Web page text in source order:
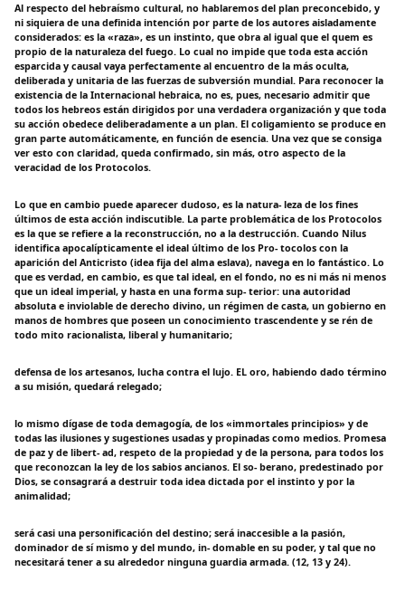
Al respecto del hebraísmo cultural, no hablaremos del plan preconcebido, y
ni siquiera de una definida intención por parte de los autores aisladamente
considerados: es la «raza», es un instinto, que obra al igual que el quem es
propio de la naturaleza del fuego. Lo cual no impide que toda esta acción
esparcida y causal vaya perfectamente al encuentro de la más oculta,
deliberada y unitaria de las fuerzas de subversión mundial. Para reconocer la
existencia de la Internacional hebraica, no es, pues, necesario admitir que
todos los hebreos están dirigidos por una verdadera organización y que toda
su acción obedece deliberadamente a un plan. El coligamiento se produce en
gran parte automáticamente, en función de esencia. Una vez que se consiga
ver esto con claridad, queda confirmado, sin más, otro aspecto de la
veracidad de los Protocolos.
Lo que en cambio puede aparecer dudoso, es la natura- leza de los fines
últimos de esta acción indiscutible. La parte problemática de los Protocolos
es la que se refiere a la reconstrucción, no a la destrucción. Cuando Nilus
identifica apocalípticamente el ideal último de los Pro- tocolos con la
aparición del Anticristo (idea fija del alma eslava), navega en lo fantástico. Lo
que es verdad, en cambio, es que tal ideal, en el fondo, no es ni más ni menos
que un ideal imperial, y hasta en una forma sup- terior: una autoridad
absoluta e inviolable de derecho divino, un régimen de casta, un gobierno en
manos de hombres que poseen un conocimiento trascendente y se rén de
todo mito racionalista, liberal y humanitario;
defensa de los artesanos, lucha contra el lujo. EL oro, habiendo dado término
a su misión, quedará relegado;
lo mismo dígase de toda demagogía, de los «immortales principios» y de
todas las ilusiones y sugestiones usadas y propinadas como medios. Promesa
de paz y de libert- ad, respeto de la propiedad y de la persona, para todos los
que reconozcan la ley de los sabios ancianos. El so- berano, predestinado por
Dios, se consagrará a destruir toda idea dictada por el instinto y por la
animalidad;
será casi una personificación del destino; será inaccesible a la pasión,
dominador de sí mismo y del mundo, in- domable en su poder, y tal que no
necesitará tener a su alrededor ninguna guardia armada. (12, 13 y 24).